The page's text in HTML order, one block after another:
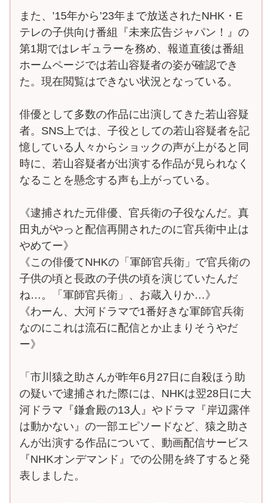
また、’15年から’23年まで放送されたNHK・E
テレの子供向け番組『未来広告ジャパン！』の
第1期ではレギュラーを務め、報道直後は番組
ホームページでは若山容疑者の姿が確認でき
た。現在閲覧はできない状況となっている。
俳優として多数の作品に出演してきた若山容疑
者。SNS上では、子役としての若山容疑者を記
憶している人々からショックの声が上がると同
時に、若山容疑者が出演する作品が見られなく
なることを懸念する声も上がっている。
《逮捕された元俳優、官兵衛の子役なんだ。真
田丸がやっと配信再開されたのに官兵衛中止は
やめてー》
《この俳優てNHKの「軍師官兵衛」で官兵衛の
子供の頃と長政の子供の頃を演じていたんだ
ね…。「軍師官兵衛」、お蔵入りか…》
《わーん、大河ドラマで1番好きな軍師官兵衛
なのにこれは流石に配信とか止まりそうやだ
ー》
「市川猿之助さんが昨年6月27日に自殺ほう助
の疑いで逮捕された際には、NHKは翌28日に大
河ドラマ『鎌倉殿の13人』やドラマ『岸辺露伴
は動かない』の一部エピソードなど、猿之助さ
んが出演する作品について、動画配信サービス
『NHKオンデマンド』での公開を終了すると発
表しました。